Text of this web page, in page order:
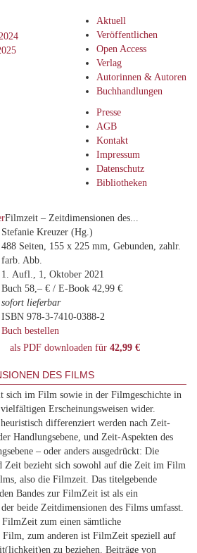
Aktuell
Veröffentlichen
Open Access
Verlag
Autorinnen & Autoren
Buchhandlungen
Presse
AGB
Kontakt
Impressum
Datenschutz
Bibliotheken
Filmzeit – Zeitdimensionen des...
Stefanie Kreuzer (Hg.)
488 Seiten, 155 x 225 mm, Gebunden, zahlr.
farb. Abb.
1. Aufl., 1, Oktober 2021
Buch 58,– € / E-Book 42,99 €
sofort lieferbar
ISBN 978-3-7410-0388-2
Buch bestellen
als PDF downloaden für 42,99 €
DES FILMS
sich im Film sowie in der Filmgeschichte in
Erscheinungsweisen wider.
differenziert werden nach Zeit-
Handlungsebene, und Zeit-Aspekten des
– oder anders ausgedrückt: Die
Zeit bezieht sich sowohl auf die Zeit im Film
also die Filmzeit. Das titelgebende
Bandes zur FilmZeit ist als ein
beide Zeitdimensionen des Films umfasst.
zum einen sämtliche
zum anderen ist FilmZeit speziell auf
zu beziehen. Beiträge von